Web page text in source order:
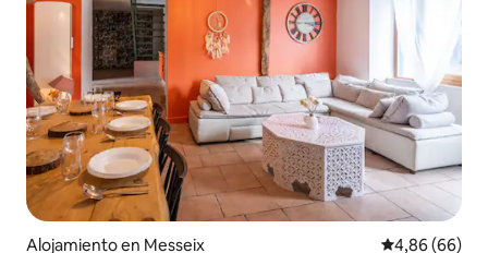
Alojamiento en Messeix Calificación
4,86 (66)